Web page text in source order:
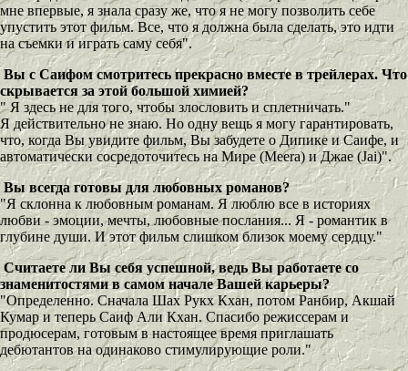
мне впервые, я знала сразу же, что я не могу позволить себе
упустить этот фильм. Все, что я должна была сделать, это идти
на съемки и играть саму себя".
Вы с Саифом смотритесь прекрасно вместе в трейлерах. Что
скрывается за этой большой химией?
" Я здесь не для того, чтобы злословить и сплетничать."
Я действительно не знаю. Но одну вещь я могу гарантировать,
что, когда Вы увидите фильм, Вы забудете о Дипике и Саифе, и
автоматически сосредоточитесь на Мире (Meera) и Джае (Jai)".
Вы всегда готовы для любовных романов?
"Я склонна к любовным романам. Я люблю все в историях
любви - эмоции, мечты, любовные послания... Я - романтик в
глубине души. И этот фильм слишком близок моему сердцу."
Считаете ли Вы себя успешной, ведь Вы работаете со
знаменитостями в самом начале Вашей карьеры?
"Определенно. Сначала Шах Рукх Кхан, потом Ранбир, Акшай
Кумар и теперь Саиф Али Кхан. Спасибо режиссерам и
продюсерам, готовым в настоящее время приглашать
дебютантов на одинаково стимулирующие роли."